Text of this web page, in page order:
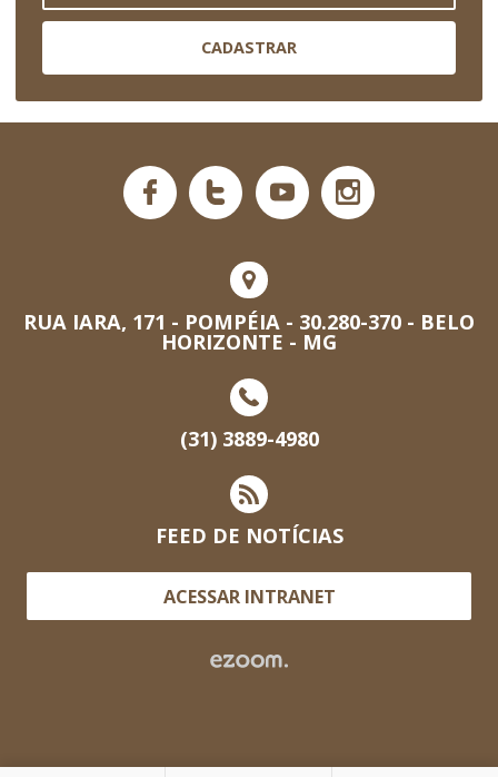
CADASTRAR
RUA IARA, 171 - POMPÉIA - 30.280-370 - BELO
HORIZONTE - MG
(31) 3889-4980
FEED DE NOTÍCIAS
ACESSAR INTRANET